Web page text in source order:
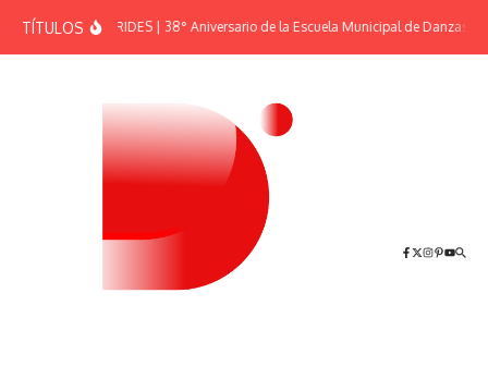
TÍTULOSEFEMÉRIDES | 38° Aniversario de la Escuela Municipal de Danzas “El